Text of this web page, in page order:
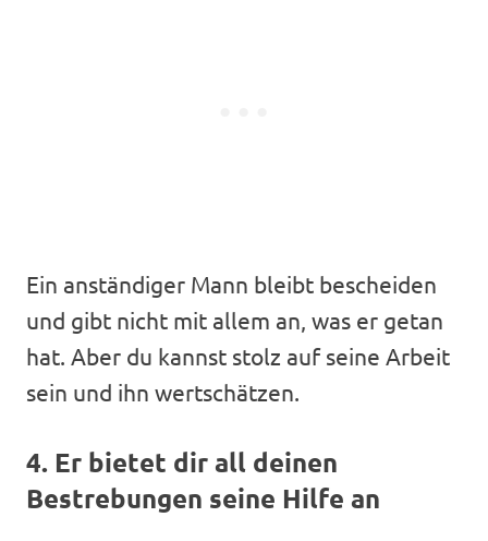
Ein anständiger Mann bleibt bescheiden
und gibt nicht mit allem an, was er getan
hat. Aber du kannst stolz auf seine Arbeit
sein und ihn wertschätzen.
4. Er bietet dir all deinen
Bestrebungen seine Hilfe an